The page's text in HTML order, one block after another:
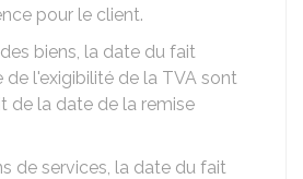
pour le client.
biens, la date du fait
de l'exigibilité de la TVA sont
de la date de la remise
de services, la date du fait